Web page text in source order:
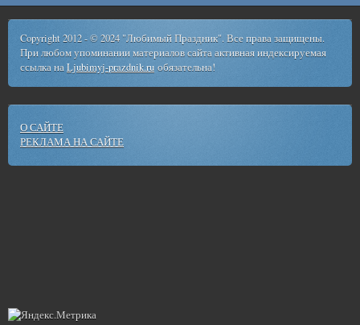
Copyright 2012 - © 2024 "Любимый Праздник". Все права защищены.
При любом упоминании материалов сайта активная индексируемая
ссылка наLjubimyj-prazdnik.ru обязательна!
О САЙТЕ
РЕКЛАМА НА САЙТЕ